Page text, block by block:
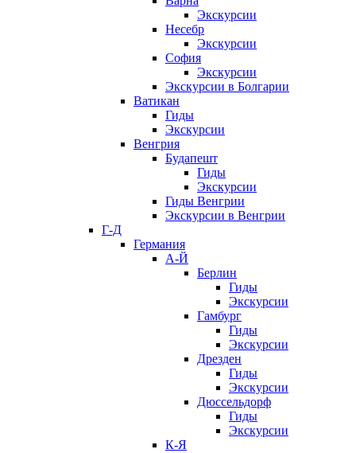
Экскурсии
Несебр
Экскурсии
София
Экскурсии
Экскурсии в Болгарии
Ватикан
Гиды
Экскурсии
Венгрия
Будапешт
Гиды
Экскурсии
Гиды Венгрии
Экскурсии в Венгрии
Г-Д
Германия
А-Й
Берлин
Гиды
Экскурсии
Гамбург
Гиды
Экскурсии
Дрезден
Гиды
Экскурсии
Дюссельдорф
Гиды
Экскурсии
К-Я